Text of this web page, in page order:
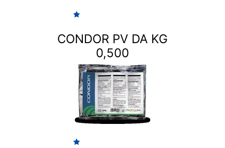
CONDOR PV DA KG
0,500